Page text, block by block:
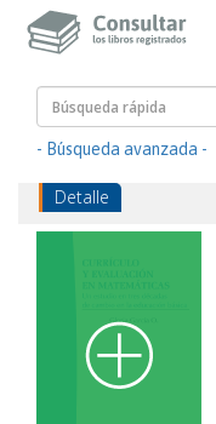
- Búsqueda avanzada -
Detalle